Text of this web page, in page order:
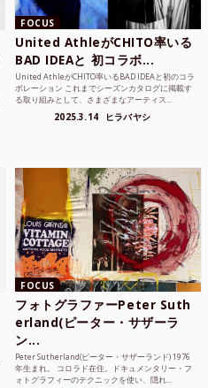
FOCUS
United AthleがCHITO率いる
BAD IDEAと 初コラボ...
United AthleがCHITO率いるBAD IDEAと初のコラ
ボレーション これまでシーズンカタログに掲載す
る取り組みとして、さまざまなアーティス...
2025.3.14 ヒラバヤシ
FOCUS
フォトグラファーPeter Suth
erland(ピーター・サザーラ
ン...
Peter Sutherland(ピーター・サザーランド) 1976
年生まれ。 コロラド在住。ドキュメンタリー・フ
ォトグラフィーのテクニックを使い、隠れ...